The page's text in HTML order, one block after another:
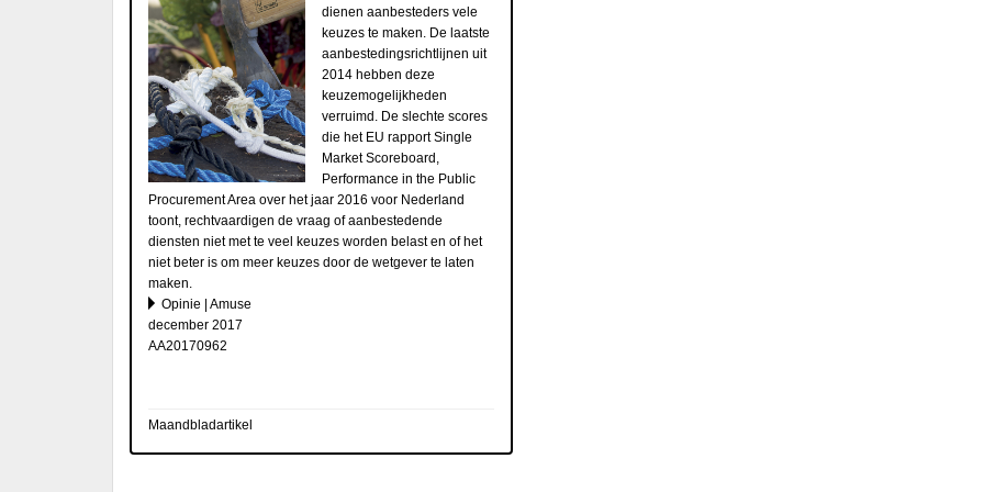
dienen aanbesteders vele
keuzes te maken. De laatste
aanbestedingsrichtlijnen uit
2014 hebben deze
keuzemogelijkheden
verruimd. De slechte scores
die het EU rapport Single
Market Scoreboard,
Performance in the Public
Procurement Area over het jaar 2016 voor Nederland
toont, rechtvaardigen de vraag of aanbestedende
diensten niet met te veel keuzes worden belast en of het
niet beter is om meer keuzes door de wetgever te laten
maken.
Opinie | Amuse
december 2017
AA20170962
Maandbladartikel